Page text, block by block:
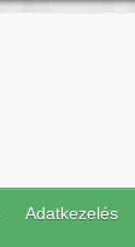
Adatkezelés